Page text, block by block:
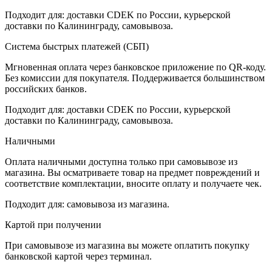
Подходит для: доставки CDEK по России, курьерской
доставки по Калининграду, самовывоза.
Система быстрых платежей (СБП)
Мгновенная оплата через банковское приложение по QR-коду.
Без комиссии для покупателя. Поддерживается большинством
российских банков.
Подходит для: доставки CDEK по России, курьерской
доставки по Калининграду, самовывоза.
Наличными
Оплата наличными доступна только при самовывозе из
магазина. Вы осматриваете товар на предмет повреждений и
соответствие комплектации, вносите оплату и получаете чек.
Подходит для: самовывоза из магазина.
Картой при получении
При самовывозе из магазина вы можете оплатить покупку
банковской картой через терминал.